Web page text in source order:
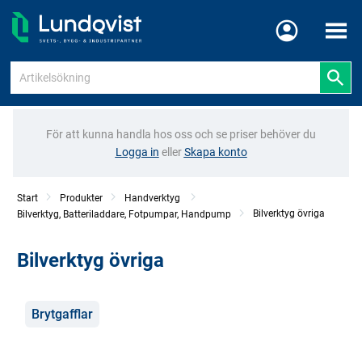
Meny
För att kunna handla hos oss och se priser behöver du
Logga in ellerSkapa konto
Start Produkter
Handverktyg
Bilverktyg, Batteriladdare, Fotpumpar, Handpump
Bilverktyg övriga
Bilverktyg övriga
Kategorier
Brytgafflar